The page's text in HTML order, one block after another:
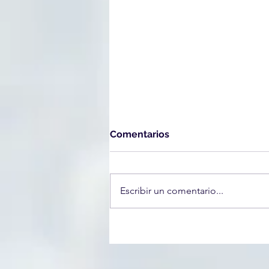
Comentarios
Escribir un comentario...